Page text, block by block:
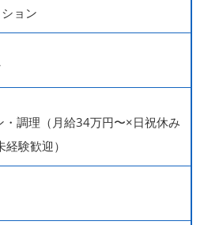
ョン
調理（月給34万円〜×日祝休み
験歓迎）